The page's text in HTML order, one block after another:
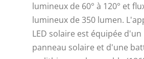
lumineux de 60° à 120° et
lumineux de 350 lumen.
LED solaire est équipée d'un
panneau solaire et d'une